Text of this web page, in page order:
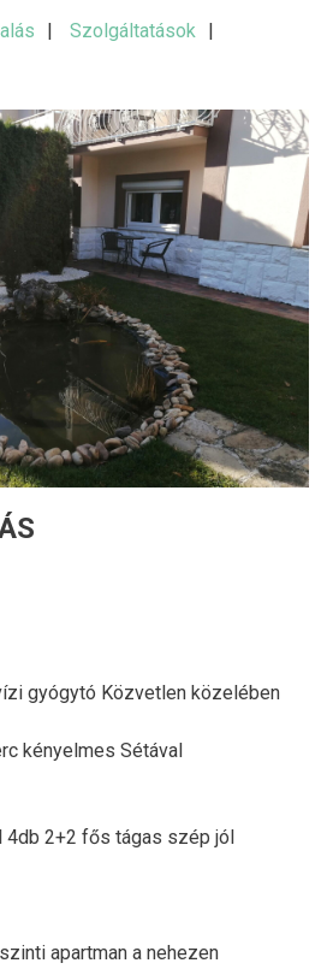
Szolgáltatások
gyógytó Közvetlen közelében
kényelmes Sétával
4db 2+2 fős tágas szép jól
apartman a nehezen